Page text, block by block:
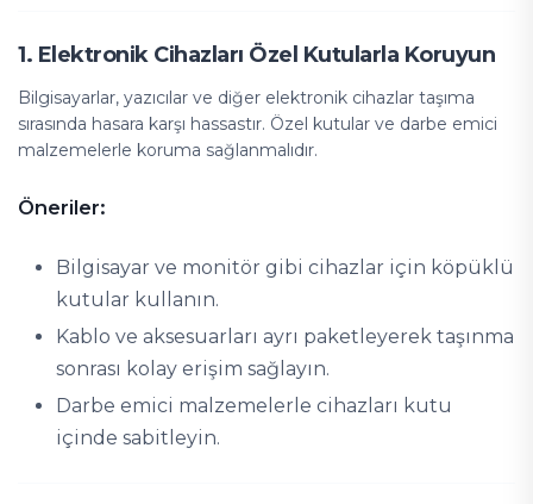
1. Elektronik Cihazları Özel Kutularla Koruyun
Bilgisayarlar, yazıcılar ve diğer elektronik cihazlar taşıma
sırasında hasara karşı hassastır. Özel kutular ve darbe emici
malzemelerle koruma sağlanmalıdır.
Öneriler:
Bilgisayar ve monitör gibi cihazlar için köpüklü
kutular kullanın.
Kablo ve aksesuarları ayrı paketleyerek taşınma
sonrası kolay erişim sağlayın.
Darbe emici malzemelerle cihazları kutu
içinde sabitleyin.